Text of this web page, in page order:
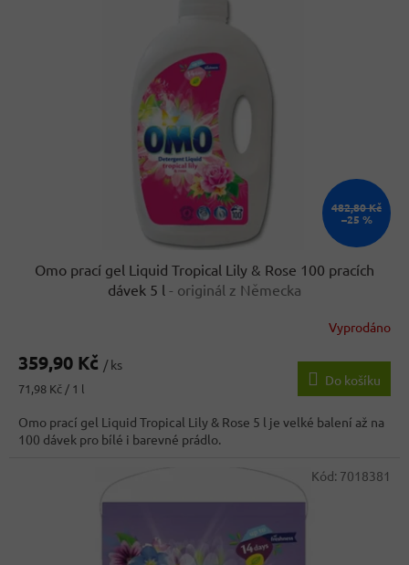
482,80 Kč
–25 %
Omo prací gel Liquid Tropical Lily & Rose 100 pracích
dávek 5 l - originál z Německa
produktu
4,3
z
5
hvězdiček.
Vyprodáno
359,90 Kč / ks
Měrná
71,98 Kč / 1 l
Do košíku
Omo prací gel Liquid Tropical Lily & Rose 5 l je velké balení až na
100 dávek pro bílé i barevné prádlo.
Kód: 7018381